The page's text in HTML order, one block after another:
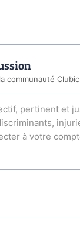
communauté